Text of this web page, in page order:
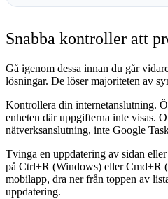
Snabba kontroller att
Gå igenom dessa innan du går
lösningar. De löser majoriteten av
Kontrollera din internetanslutning.
enheten där uppgifterna inte visas.
nätverksanslutning, inte Google
Tvinga en uppdatering av sidan eller
på Ctrl+R (Windows) eller Cmd+R
mobilapp, dra ner från toppen av
uppdatering.